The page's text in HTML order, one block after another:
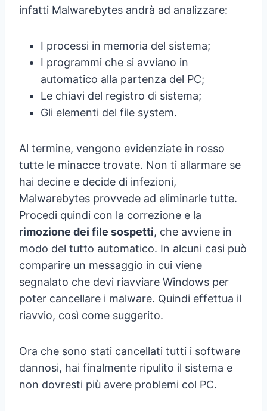
infatti Malwarebytes andrà ad analizzare:
I processi in memoria del sistema;
I programmi che si avviano in
automatico alla partenza del PC;
Le chiavi del registro di sistema;
Gli elementi del file system.
Al termine, vengono evidenziate in rosso
tutte le minacce trovate. Non ti allarmare se
hai decine e decide di infezioni,
Malwarebytes provvede ad eliminarle tutte.
Procedi quindi con la correzione e la
rimozione dei file sospetti, che avviene in
modo del tutto automatico. In alcuni casi può
comparire un messaggio in cui viene
segnalato che devi riavviare Windows per
poter cancellare i malware. Quindi effettua il
riavvio, così come suggerito.
Ora che sono stati cancellati tutti i software
dannosi, hai finalmente ripulito il sistema e
non dovresti più avere problemi col PC.